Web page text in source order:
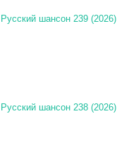
Русский шансон 239 (2026)
Русский шансон 238 (2026)